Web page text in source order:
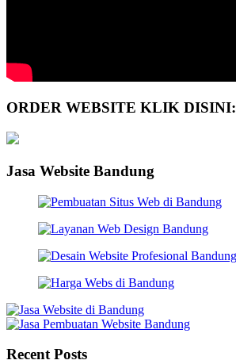
ORDER WEBSITE KLIK DISINI:
Jasa Website Bandung
Recent Posts